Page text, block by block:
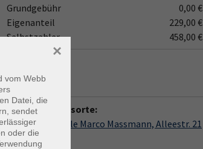
Grundgebühr
0,00 €
Eigenanteil
229,00 €
Selbstzahler
458,00 €
Elvira Hutnyk
Veranstaltungsorte:
Halle, Fahrschule Marco Massmann, Alleestr. 21
vom Webb
Datei, die
sendet
oder die
×